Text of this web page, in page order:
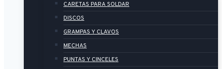
CARETAS PARA SOLDAR
DISCOS
GRAMPAS Y CLAVOS
MECHAS
PUNTAS Y CINCELES